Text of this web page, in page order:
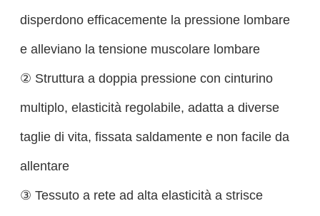
disperdono efficacemente la pressione lombare
e alleviano la tensione muscolare lombare
② Struttura a doppia pressione con cinturino
multiplo, elasticità regolabile, adatta a diverse
taglie di vita, fissata saldamente e non facile da
allentare
③ Tessuto a rete ad alta elasticità a strisce